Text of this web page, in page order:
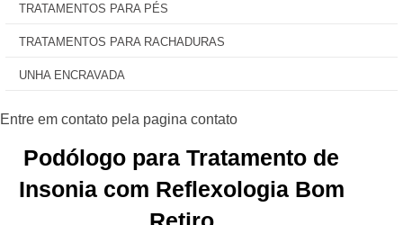
TRATAMENTOS PARA PÉS
TRATAMENTOS PARA RACHADURAS
UNHA ENCRAVADA
Podólogo para Tratamento de
Insonia com Reflexologia Bom